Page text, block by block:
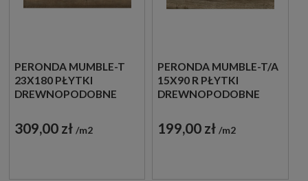
PERONDA MUMBLE-T
23X180 PŁYTKI
DREWNOPODOBNE
309,00 zł m2
PERONDA MUMBLE-T/A
15X90 R PŁYTKI
DREWNOPODOBNE
199,00 zł m2